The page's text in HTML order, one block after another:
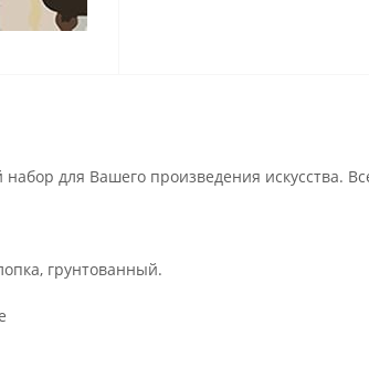
набор для Вашего произведения искусства.
грунтованный.